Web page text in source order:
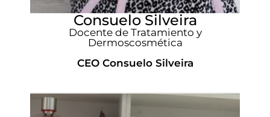
Consuelo Silveira
Docente de Tratamiento y
Dermoscosmética
CEO Consuelo Silveira